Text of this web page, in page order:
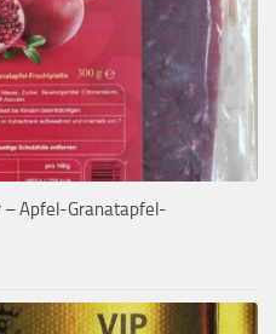
– Apfel-Granatapfel-